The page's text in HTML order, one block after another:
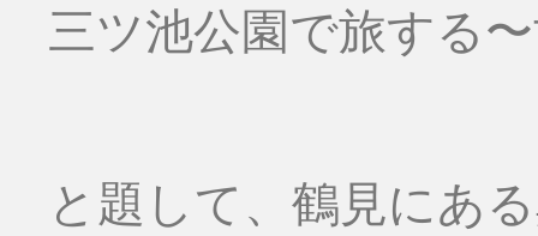
三ツ池公園で旅する
と題して、鶴見にあ